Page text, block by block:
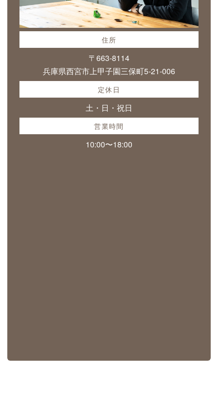
住所
〒663-8114
兵庫県西宮市上甲子園三保町5-21-006
定休日
土・日・祝日
営業時間
10:00〜18:00